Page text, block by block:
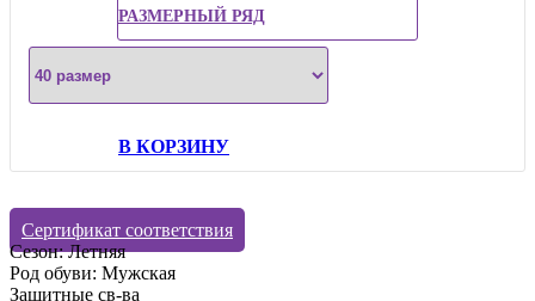
РАЗМЕРНЫЙ РЯД
В КОРЗИНУ
Сертификат соответствия
Сезон: Летняя
Род обуви: Мужская
Защитные св-ва